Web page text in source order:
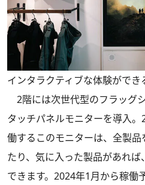
インタラクティブな体験ができ
2階には次世代型のフラッグ
タッチパネルモニターを導入
働するこのモニターは、全製
たり、気に入った製品があれ
できます。2024年1月から稼働